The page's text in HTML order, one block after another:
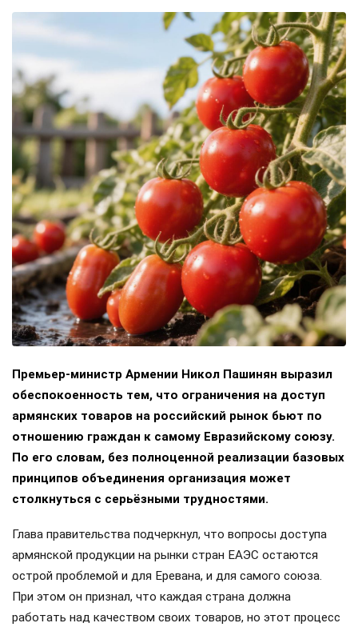
Премьер-министр Армении Никол Пашинян выразил
обеспокоенность тем, что ограничения на доступ
армянских товаров на российский рынок бьют по
отношению граждан к самому Евразийскому союзу.
По его словам, без полноценной реализации базовых
принципов объединения организация может
столкнуться с серьёзными трудностями.
Глава правительства подчеркнул, что вопросы доступа
армянской продукции на рынки стран ЕАЭС остаются
острой проблемой и для Еревана, и для самого союза.
При этом он признал, что каждая страна должна
работать над качеством своих товаров, но этот процесс